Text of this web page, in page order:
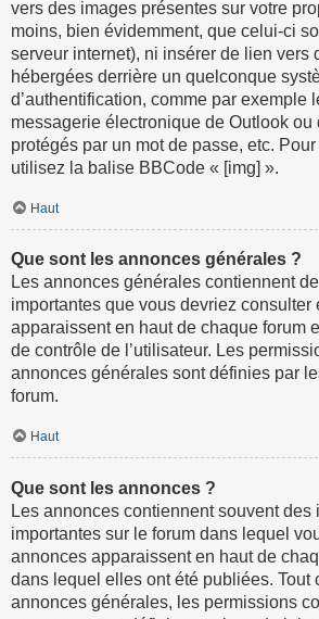
vers des images présentes sur votre
moins, bien évidemment, que celui-ci
serveur internet), ni insérer de lien vers
hébergées derrière un quelconque
d’authentification, comme par exemple
messagerie électronique de Outlook ou
protégés par un mot de passe, etc.
utilisez la balise BBCode « [img] ».
Haut
Que sont les annonces générales ?
Les annonces générales contiennent
importantes que vous devriez consulter
apparaissent en haut de chaque forum
de contrôle de l’utilisateur. Les
annonces générales sont définies par
forum.
Haut
Que sont les annonces ?
Les annonces contiennent souvent des
importantes sur le forum dans lequel
annonces apparaissent en haut de
dans lequel elles ont été publiées. Tout
annonces générales, les permissions